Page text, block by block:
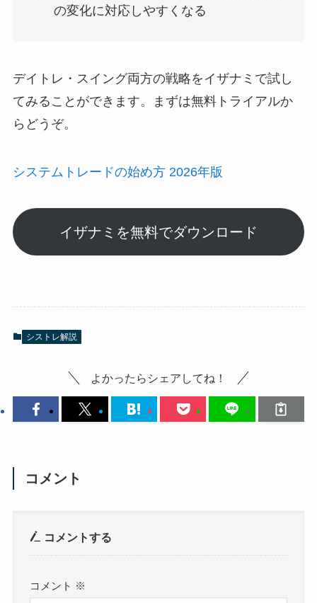
の変化に対応しやすくなる
デイトレ・スイング両方の戦略をイザナミで試し
てみることができます。まずは無料トライアルか
らどうぞ。
システムトレードの始め方 2026年版
イザナミを無料でダウンロード
シストレ解説
よかったらシェアしてね！
コメント
コメントする
コメント ※